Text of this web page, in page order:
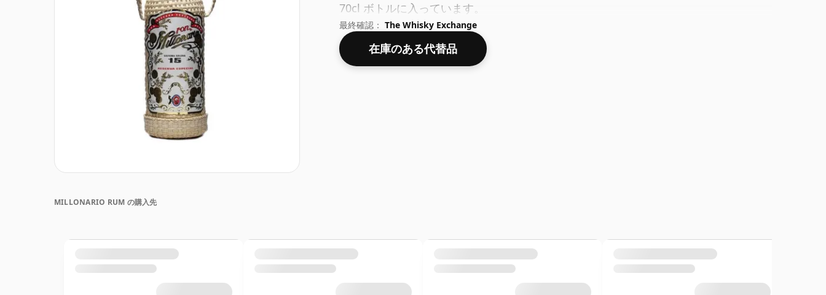
70cl ボトルに入っています。
最終確認： The Whisky Exchange
在庫のある代替品
MILLONARIO RUM の購入先